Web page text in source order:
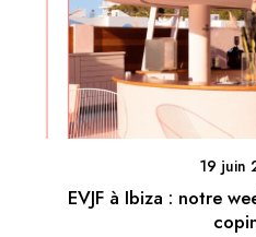
19 juin
EVJF à Ibiza : notre